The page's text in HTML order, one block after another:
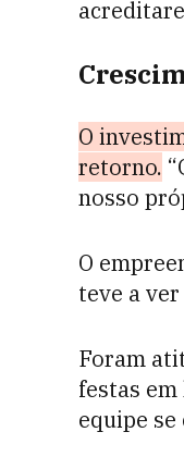
O
retorno.
nosso
O
teve a
Foram
festas
equipe